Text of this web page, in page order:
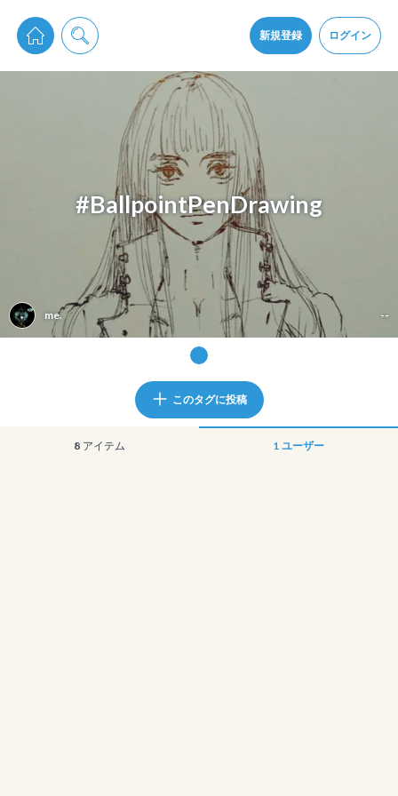
新規登録 ログイン
pixiv Sketchは2024年5月28日付で プライパシーポリシーを改定しました。
通知を受け取るにはここをクリックします
pixiv Sketchアプリでさらに快適に！
アプリをインストール
#BallpointPenDrawing
me. --
このタグに投稿
8 アイテム 1 ユーザー